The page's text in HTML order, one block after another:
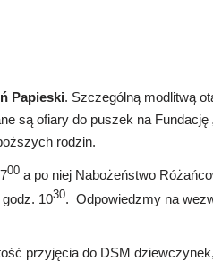
Papieski. Szczególną modlitwą
ofiary do puszek na Fundację
rodzin.
00 a po niej Nabożeństwo
1030. Odpowiedzmy na
przyjęcia do DSM